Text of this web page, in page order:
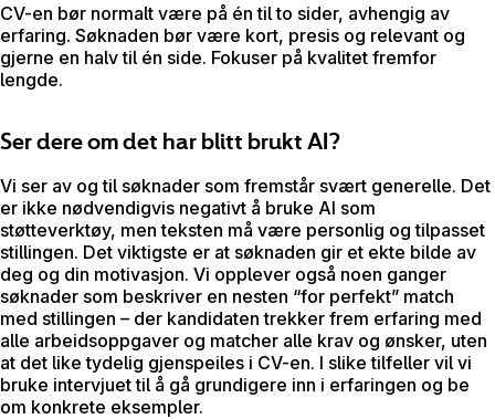
CV-en bør normalt være på én til to sider, avhengig av
erfaring. Søknaden bør være kort, presis og relevant og
gjerne en halv til én side. Fokuser på kvalitet fremfor
lengde.
Ser dere om det har blitt brukt AI?
Vi ser av og til søknader som fremstår svært generelle. Det
er ikke nødvendigvis negativt å bruke AI som
støtteverktøy, men teksten må være personlig og tilpasset
stillingen. Det viktigste er at søknaden gir et ekte bilde av
deg og din motivasjon. Vi opplever også noen ganger
søknader som beskriver en nesten “for perfekt” match
med stillingen – der kandidaten trekker frem erfaring med
alle arbeidsoppgaver og matcher alle krav og ønsker, uten
at det like tydelig gjenspeiles i CV-en. I slike tilfeller vil vi
bruke intervjuet til å gå grundigere inn i erfaringen og be
om konkrete eksempler.